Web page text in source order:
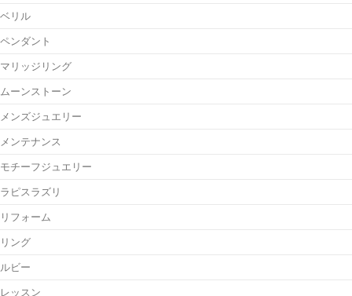
ベリル
ペンダント
マリッジリング
ムーンストーン
メンズジュエリー
メンテナンス
モチーフジュエリー
ラピスラズリ
リフォーム
リング
ルビー
レッスン